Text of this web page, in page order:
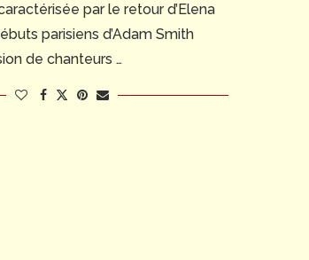
par le retour d’Elena
parisiens d’Adam Smith
de chanteurs …